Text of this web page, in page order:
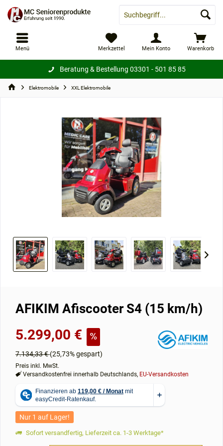
Beratung & Bestellung 03301 - 501 85 85
Warenkorb
Merkzettel Mein Konto
Menü
Elektromobile XXL Elektromobile
AFIKIM Afiscooter S4 (15 km/h)
5.299,00 €
7.134,33 €(25,73% gespart)
Preis inkl. MwSt.
Versandkostenfrei innerhalb Deutschlands, EU-Versandkosten
Nur 1 auf Lager!
Sofort versandfertig, Lieferzeit ca. 1-3 Werktage*